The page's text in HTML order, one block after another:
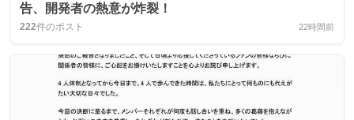
告、開発者の熱意が炸裂！
222件のポスト 22時間前